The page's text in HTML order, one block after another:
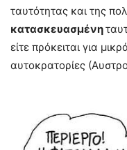
ταυτότητας και της
κατασκευασμένη
είτε πρόκειται για
αυτοκρατορίες